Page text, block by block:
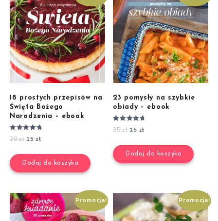
18 prostych przepisów na
Święta Bożego
Narodzenia – ebook
Oceniono
5.00
20zł 15zł
Dodaj do koszyka
23 pomysły na szybkie
obiady – ebook
Oceniono
4.89
35zł 15 zł
Dodaj do koszyka
Promocja! Promocja!